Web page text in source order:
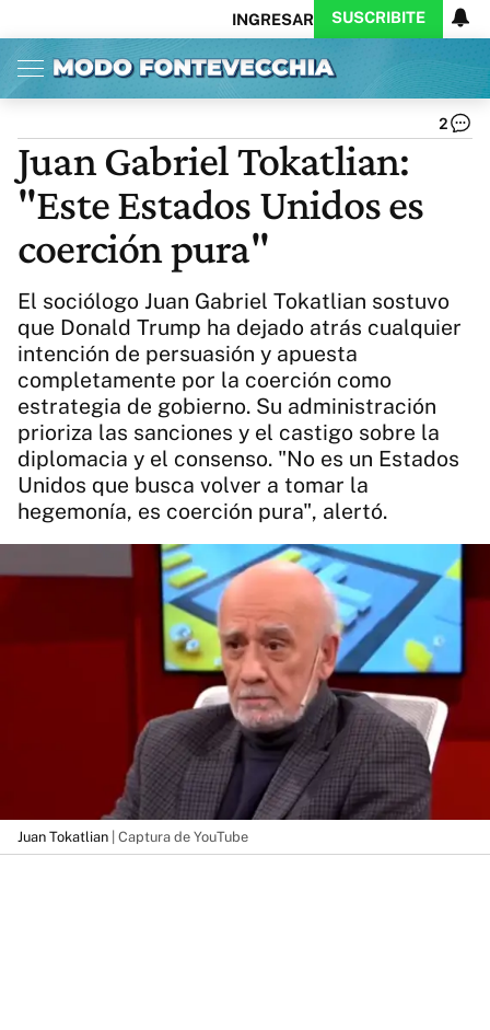
INGRESAR SUSCRIBITE
Inicio Ahora
Opinión
Política
Cultura
Arte
Educación
Internacional
Clima
Deportes
CARAS
Exitoina
Turismo
Videos
Córdoba
Business
Noticias
Caras
Exitoina
Gaming
Vivo
Diario del Juicio
Actualidad
2
Juan Gabriel Tokatlian:
"Este Estados Unidos es
coerción pura"
El sociólogo Juan Gabriel Tokatlian sostuvo
que Donald Trump ha dejado atrás cualquier
intención de persuasión y apuesta
completamente por la coerción como
estrategia de gobierno. Su administración
prioriza las sanciones y el castigo sobre la
diplomacia y el consenso. "No es un Estados
Unidos que busca volver a tomar la
hegemonía, es coerción pura", alertó.
Juan Tokatlian | Captura de YouTube